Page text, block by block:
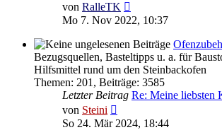
von RalleTK
Beitrag
Mo 7. Nov 2022, 10:37
Bezugsquellen, Basteltipps u. a. für
Hilfsmittel rund um den Steinbackofen
Themen: 201 , Beiträge: 3585
Letzter Beitrag Re: Meine
von Steini
Beitrag
So 24. Mär 2024, 18:44